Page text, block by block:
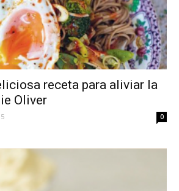
receta para aliviar la
Oliver
0